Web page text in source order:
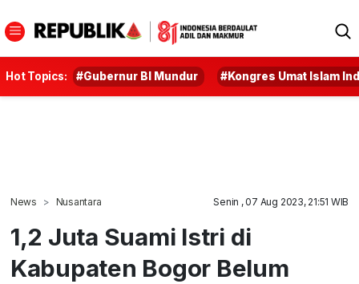
Hot Topics: #Gubernur BI Mundur #Kongres Umat Islam
News Nusantara Senin , 07 Aug 2023, 21:51 WIB
1,2 Juta Suami Istri di
Kabupaten Bogor Belum